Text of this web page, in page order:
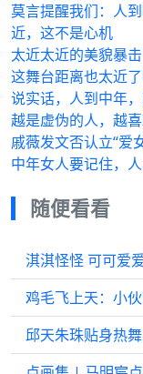
莫言提醒我们：人
近，这不是心机
太近太近的美貌暴击
这舞台距离也太近
说实话，人到中年
越是虚伪的人，越
戚薇发文否认立“爱
中年女人要记住，
随便看看
淇淇怪怪 可可爱
邱天朱珠贴身热